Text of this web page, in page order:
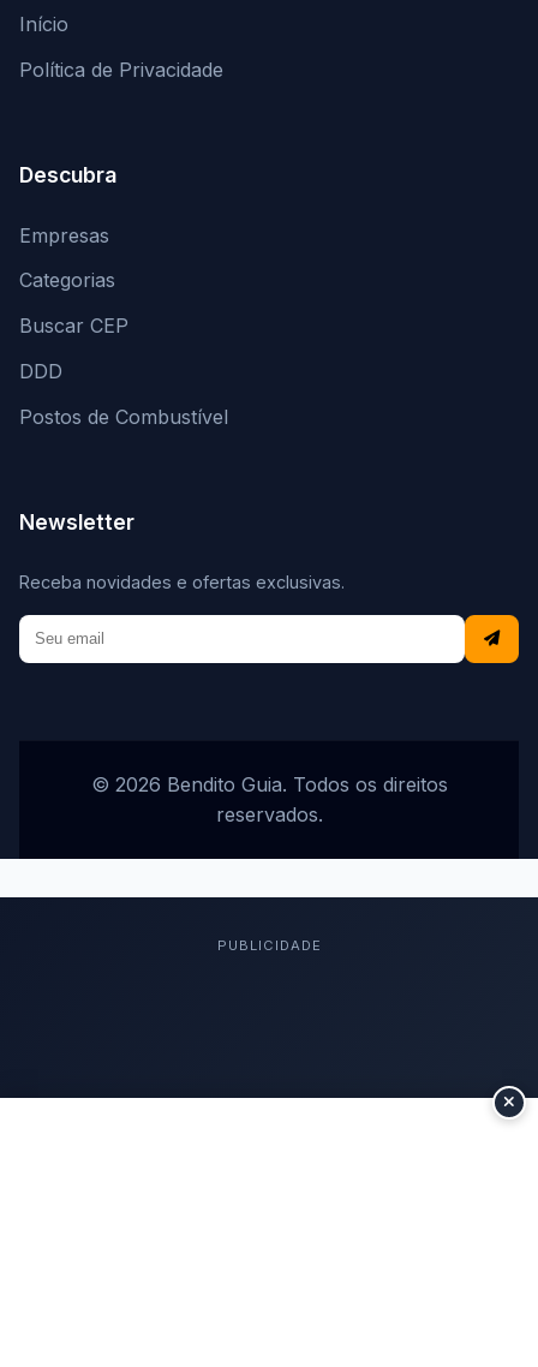
Início
Política de Privacidade
Descubra
Empresas
Categorias
Buscar CEP
DDD
Postos de Combustível
Newsletter
Receba novidades e ofertas exclusivas.
© 2026 Bendito Guia. Todos os direitos
reservados.